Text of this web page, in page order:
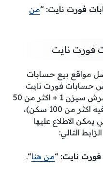
فورت نايت: “من
فورت نايت
مواقع بيع حسابات
حسابات فورت نايت
المميزة مثل عروض (مظلة القرش سيزن 1 + اكثر من 50
سكن)، و(حساب يربط سوني فيه اكثر من 100 سكن)،
الاطلاع عليها
التالي:
فورت نايت: “من هنا“.